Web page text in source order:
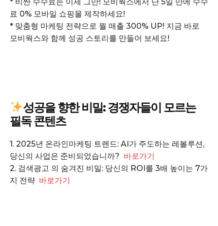
SUBSCRIBE NOW
고객센터
구독 플랜
마이페이지
광고 및 제휴문의
구독자 의견
료 0% 모바일 쇼핑몰 제작하세요!
* 맞춤형 마케팅 전략으로 월 매출 300% UP! 지금 바로
모비웍스와 함께 성공 스토리를 만들어 보세요!
성공을 향한 비밀: 경쟁자들이 모르는
필독 콘텐츠
1. 2025년 온라인마케팅 트렌드: AI가 주도하는 레볼루션,
당신의 사업은 준비되었습니까? 바로가기
2. 검색광고 의 숨겨진 비밀: 당신의 ROI를 3배 높이는 7가
지 전략 바로가기